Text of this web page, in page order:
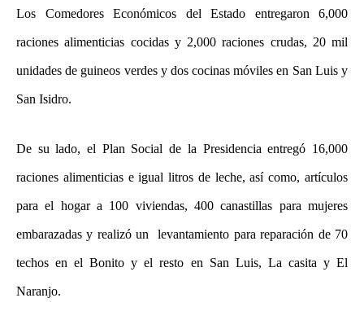
Los Comedores Económicos del Estado entregaron 6,000
raciones alimenticias cocidas y 2,000 raciones crudas, 20 mil
unidades de guineos verdes y dos cocinas móviles en San Luis y
San Isidro.
De su lado, el Plan Social de la Presidencia entregó 16,000
raciones alimenticias e igual litros de leche, así como, artículos
para el hogar a 100 viviendas, 400 canastillas para mujeres
embarazadas y realizó un levantamiento para reparación de 70
techos en el Bonito y el resto en San Luis, La casita y El
Naranjo.